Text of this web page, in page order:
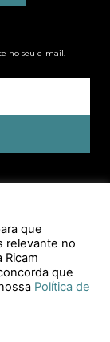
no seu e-mail.
que
relevante no
que
Política de